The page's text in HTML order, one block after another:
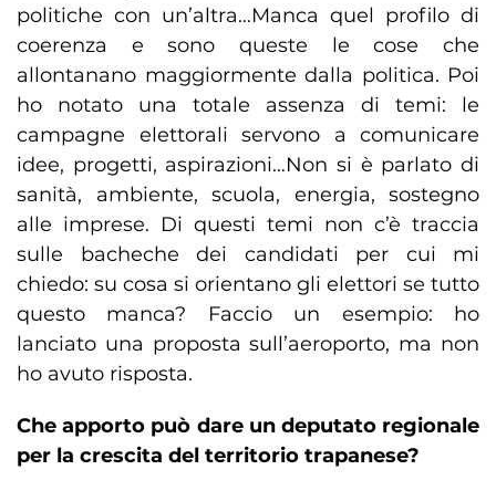
politiche con un’altra…Manca quel profilo di
coerenza e sono queste le cose che
allontanano maggiormente dalla politica. Poi
ho notato una totale assenza di temi: le
campagne elettorali servono a comunicare
idee, progetti, aspirazioni…Non si è parlato di
sanità, ambiente, scuola, energia, sostegno
alle imprese. Di questi temi non c’è traccia
sulle bacheche dei candidati per cui mi
chiedo: su cosa si orientano gli elettori se tutto
questo manca? Faccio un esempio: ho
lanciato una proposta sull’aeroporto, ma non
ho avuto risposta.
Che apporto può dare un deputato regionale
per la crescita del territorio trapanese?